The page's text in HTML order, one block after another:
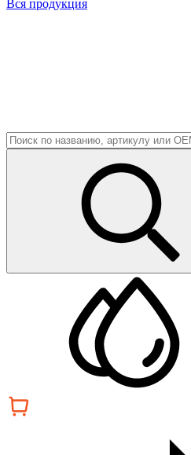
Вся продукция